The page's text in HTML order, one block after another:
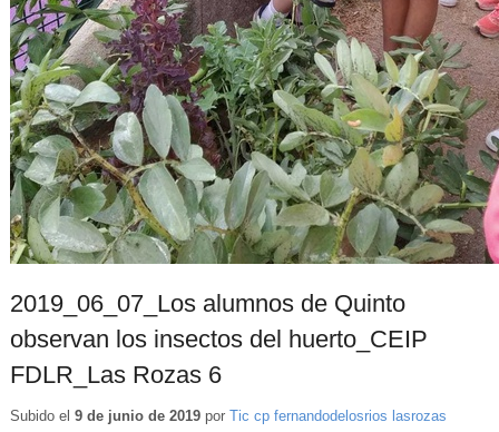
2019_06_07_Los alumnos de Quinto
observan los insectos del huerto_CEIP
FDLR_Las Rozas 6
Subido el 9 de junio de 2019por Tic cp fernandodelosrios lasrozas